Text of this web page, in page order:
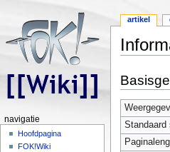
Standaard
artikel
navigatie
Hoofdpagina
FOK!Wiki